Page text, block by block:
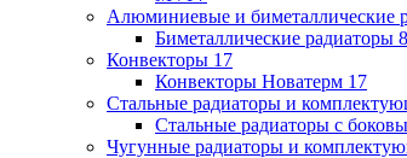
Алюминиевые и биметаллические
Биметаллические радиаторы 8
Конвекторы 17
Конвекторы Новатерм 17
Стальные радиаторы и
Стальные радиаторы с
Чугунные радиаторы и